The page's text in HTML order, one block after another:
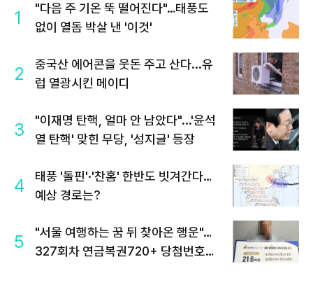
1
"다음 주 기온 뚝 떨어진다"…태풍도
없이 열돔 박살 낸 '이것'
2
중국산 에어콘을 웃돈 주고 산다...유
럽 열광시킨 메이디
3
"이재명 탄핵, 얼마 안 남았다"...'윤석
열 탄핵' 맞힌 무당, '성지글' 등장
4
태풍 '돌핀'·'찬홈' 한반도 빗겨간다…
예상 경로는?
5
"서울 여행하는 꿈 뒤 찾아온 행운"…
327회차 연금복권720+ 당첨번호조